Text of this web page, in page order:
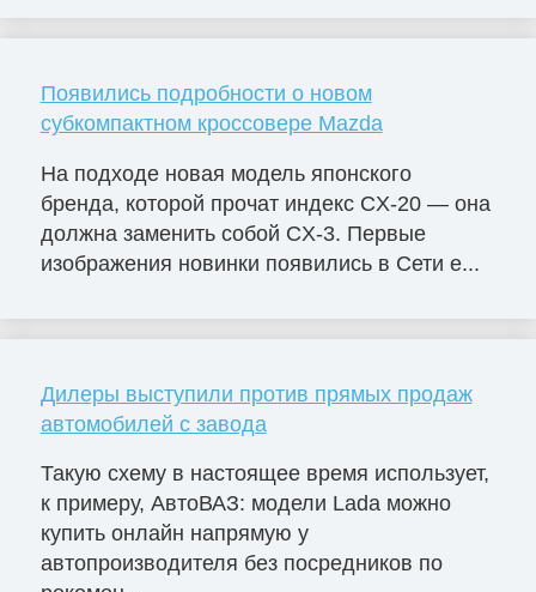
Появились подробности о новом
субкомпактном кроссовере Mazda
На подходе новая модель японского
бренда, которой прочат индекс CX-20 — она
должна заменить собой CX-3. Первые
изображения новинки появились в Сети е...
Дилеры выступили против прямых продаж
автомобилей с завода
Такую схему в настоящее время использует,
к примеру, АвтоВАЗ: модели Lada можно
купить онлайн напрямую у
автопроизводителя без посредников по